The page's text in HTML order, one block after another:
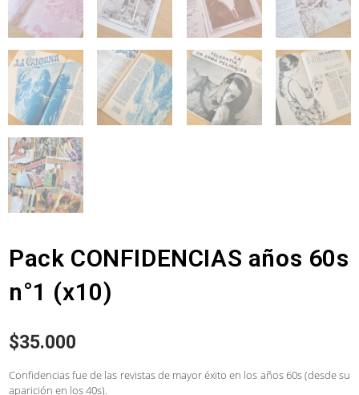
Pack CONFIDENCIAS años 60s
n°1 (x10)
$35.000
Confidencias fue de las revistas de mayor éxito en los años 60s (desde su
aparición en los 40s).